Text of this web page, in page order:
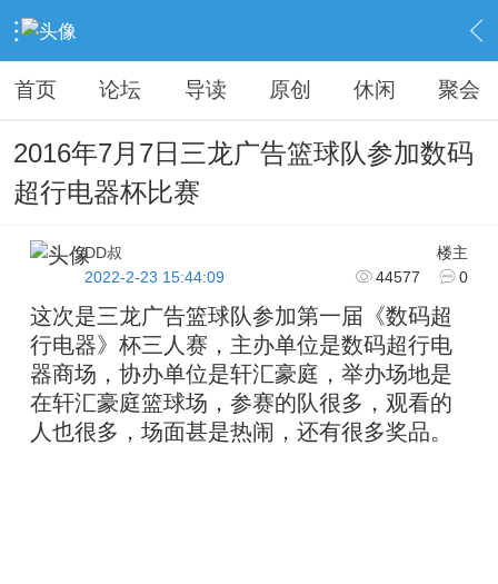
› KAIPINGREN › 篮球之约 › 内容
首页 论坛 导读 原创 休闲 聚会
2016年7月7日三龙广告篮球队参加数码
超行电器杯比赛
楼主
DD叔
44577
0
2022-2-23 15:44:09
这次是三龙广告篮球队参加第一届《数码超
行电器》杯三人赛，主办单位是数码超行电
器商场，协办单位是轩汇豪庭，举办场地是
在轩汇豪庭篮球场，参赛的队很多，观看的
人也很多，场面甚是热闹，还有很多奖品。